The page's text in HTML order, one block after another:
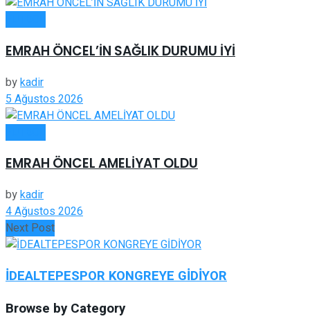
EMRAH ÖNCEL’İN SAĞLIK DURUMU İYİ
bykadir
5 Ağustos 2026
EMRAH ÖNCEL AMELİYAT OLDU
bykadir
4 Ağustos 2026
Next Post
İDEALTEPESPOR KONGREYE GİDİYOR
Browse by Category